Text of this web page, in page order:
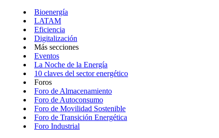
Bioenergía
LATAM
Eficiencia
Digitalización
Más secciones
Eventos
La Noche de la Energía
10 claves del sector energético
Foros
Foro de Almacenamiento
Foro de Autoconsumo
Foro de Movilidad Sostenible
Foro de Transición Energética
Foro Industrial